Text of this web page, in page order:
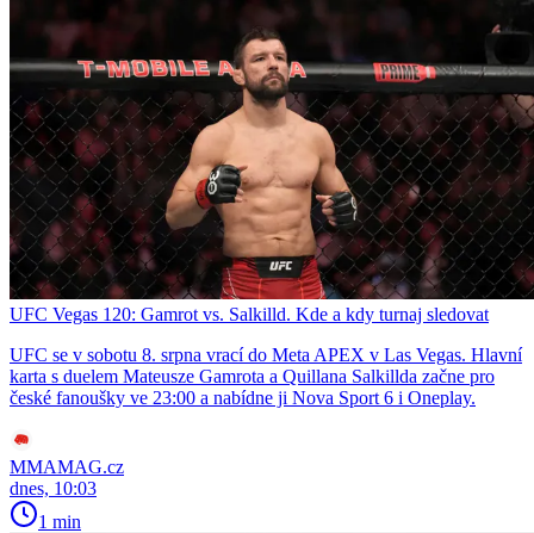
UFC Vegas 120: Gamrot vs. Salkilld. Kde a kdy turnaj sledovat
UFC se v sobotu 8. srpna vrací do Meta APEX v Las Vegas. Hlavní
karta s duelem Mateusze Gamrota a Quillana Salkillda začne pro
české fanoušky ve 23:00 a nabídne ji Nova Sport 6 i Oneplay.
MMAMAG.cz
dnes, 10:03
1 min